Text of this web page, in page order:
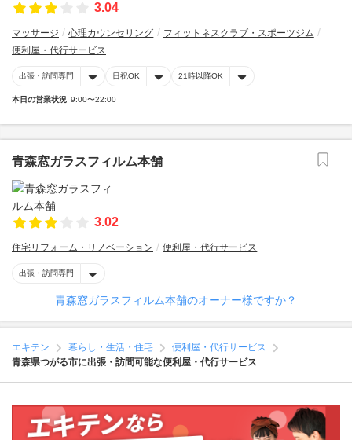
3.04
マッサージ 心理カウンセリング
フィットネスクラブ・スポーツジム
便利屋・代行サービス
出張・訪問専門 日祝OK 21時以降OK
本日の営業状況 9:00〜22:00
青森窓ガラスフィルム本舗
3.02
住宅リフォーム・リノベーション 便利屋・代行サービス
出張・訪問専門
青森窓ガラスフィルム本舗のオーナー様ですか？
エキテン 暮らし・生活・住宅
便利屋・代行サービス
青森県つがる市に出張・訪問可能な便利屋・代行サービス